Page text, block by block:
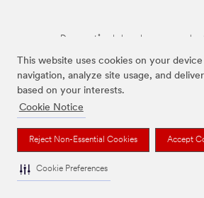
This website uses cookies on your
navigation, analyze site usage, and
based on your interests.
Cookie Notice
Reject Non-Essential Cookies Accept
Cookie Preferences
De ovenstående brands er varemærker